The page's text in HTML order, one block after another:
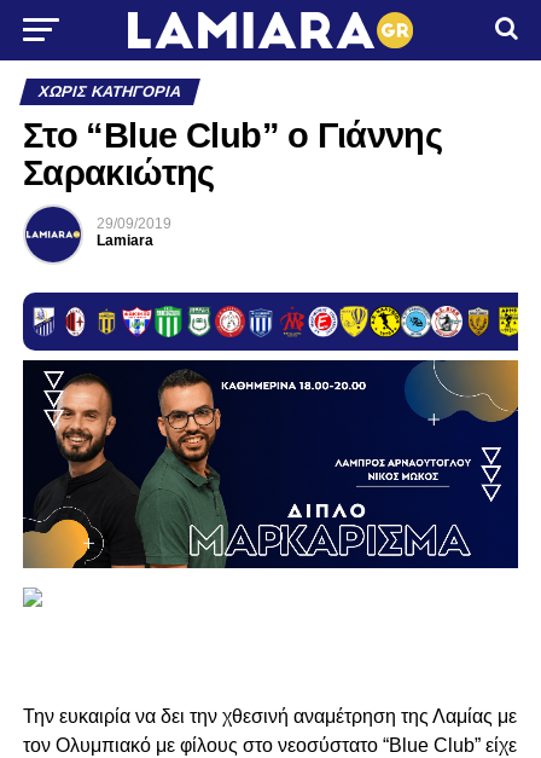
ΧΩΡΊΣ ΚΑΤΗΓΟΡΊΑ
Στο “Βlue Club” ο Γιάννης
Σαρακιώτης
29/09/2019
Lamiara
Την ευκαιρία να δει την χθεσινή αναμέτρηση της Λαμίας με
τον Ολυμπιακό με φίλους στο νεοσύστατο “Blue Club” είχε